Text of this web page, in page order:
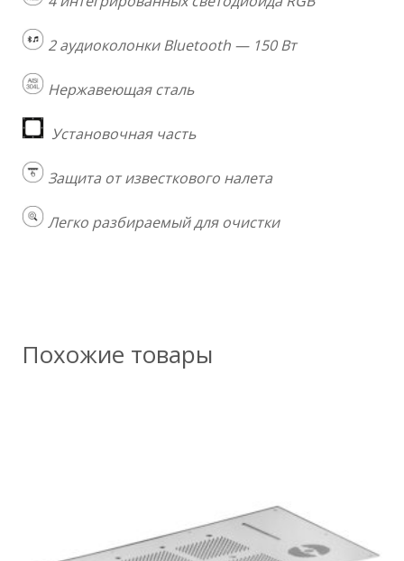
2 аудиоколонки Bluetooth — 150 Вт
Нержавеющая сталь
Установочная часть
Защита от известкового налета
Легко разбираемый для очистки
Похожие товары